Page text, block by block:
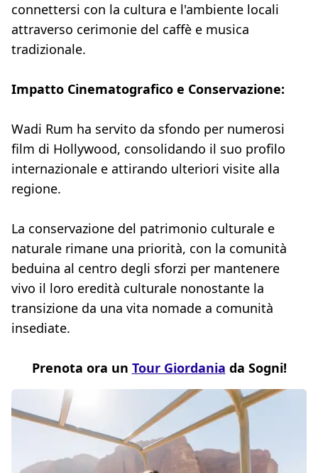
connettersi con la cultura e l'ambiente locali
attraverso cerimonie del caffè e musica
tradizionale.
Impatto Cinematografico e Conservazione:
Wadi Rum ha servito da sfondo per numerosi
film di Hollywood, consolidando il suo profilo
internazionale e attirando ulteriori visite alla
regione.
La conservazione del patrimonio culturale e
naturale rimane una priorità, con la comunità
beduina al centro degli sforzi per mantenere
vivo il loro eredità culturale nonostante la
transizione da una vita nomade a comunità
insediate.
Prenota ora un Tour Giordania da Sogni!